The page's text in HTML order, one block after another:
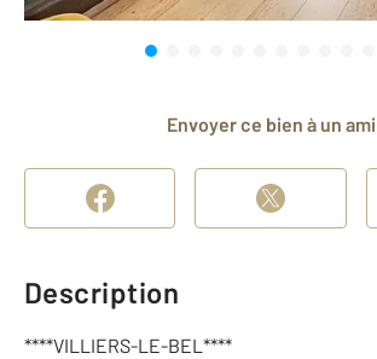
Envoyer ce bien à un ami
Description
****VILLIERS-LE-BEL****